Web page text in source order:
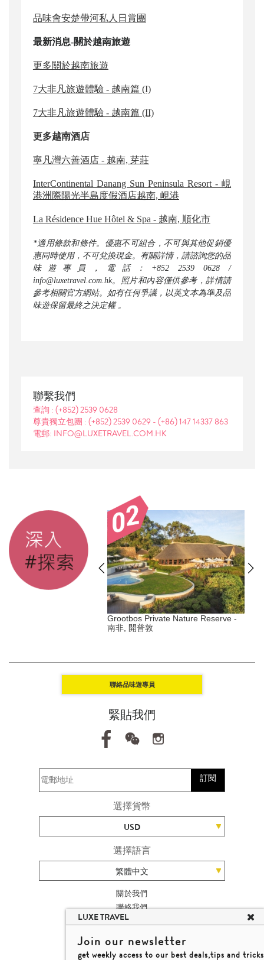
品味會安楚帶河私人日賞團
最新消息-關於越南旅遊
更多關於越南旅遊
7大非凡旅遊體驗 - 越南篇 (I)
7大非凡旅遊體驗 - 越南篇 (II)
更多越南酒店
寧凡灣六善酒店 - 越南, 芽莊
InterContinental Danang Sun Peninsula Resort - 峴
港洲際陽光半島度假酒店越南, 峴港
La Résidence Hue Hôtel & Spa - 越南, 順化市
*適用條款和條件。優惠不可組合，不可與其他促銷優
惠同時使用，不可兌換現金。有關詳情，請諮詢您的品
味遊專員，電話：+852 2539 0628 /
info@luxetravel.com.hk。照片和內容僅供參考，詳情請
參考相關官方網站。如有任何爭議，以英文本為準及品
味遊保留最終之決定權 。
聯繫我們
查詢 : (+852) 2539 0628
尊貴獨立包團 : (+852) 2539 0629 - (+86) 147 14337 863
電郵: INFO@LUXETRAVEL.COM.HK
Grootbos Private Nature Reserve -
南非, 開普敦
聯絡品味遊專員
緊貼我們
訂閱
選擇貨幣
USD
選擇語言
繁體中文
關於我們
聯絡我們
加入我們
旅遊網站地圖
楊廸深品味遊
LUXE TRAVEL
Join our newsletter
get weekly access to our best deals,tips and tricks